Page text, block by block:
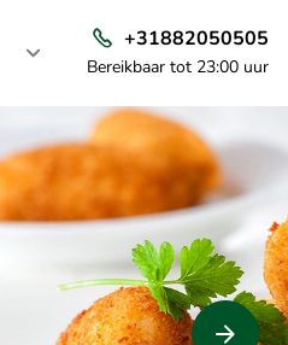
+31882050505
Bereikbaar tot 23:00 uur